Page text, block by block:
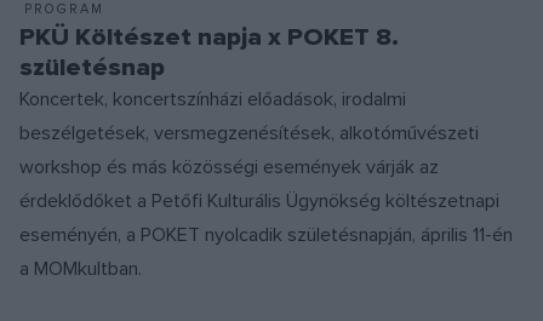
PROGRAM
PKÜ Költészet napja x POKET 8.
születésnap
Koncertek, koncertszínházi előadások, irodalmi
beszélgetések, versmegzenésítések, alkotóművészeti
workshop és más közösségi események várják az
érdeklődőket a Petőfi Kulturális Ügynökség költészetnapi
eseményén, a POKET nyolcadik születésnapján, április 11-én
a MOMkultban.